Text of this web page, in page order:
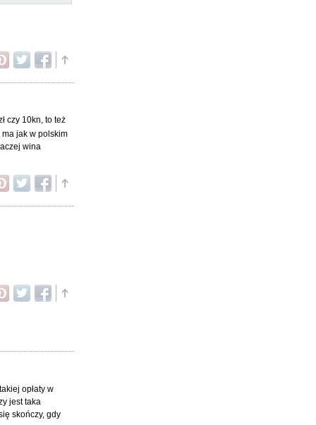
czy 10kn, to też
jak w polskim
wina
opłaty w
jest taka
skończy, gdy